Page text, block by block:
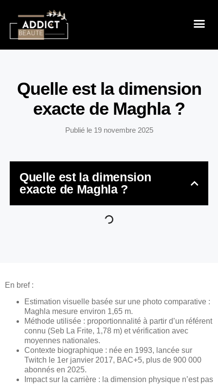
Quelle est la dimension
exacte de Maghla ?
Publié le 19 novembre 2025
Quelle est la dimension
exacte de Maghla ?
En bref :
Estimation visuelle basée sur une photo comparative :
Maghla mesure environ 1,65 m.
Méthode utilisée : proportionnalité à partir d’un référent
connu (Seb La Frite, 1,78 m) et vérification avec
moyennes nationales.
Contexte biographique : née en 1993, lancée sur
Twitch le 1er janvier 2017, BAC+5, plus de 900 000
abonnés en 2025.
Impact sur la carrière : la dimension physique n’est pas